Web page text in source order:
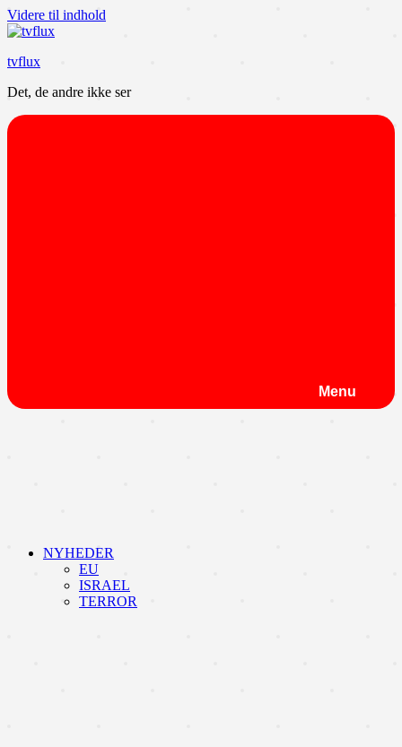
Videre til indhold
tvflux
Det, de andre ikke ser
Menu
NYHEDER
EU
ISRAEL
TERROR